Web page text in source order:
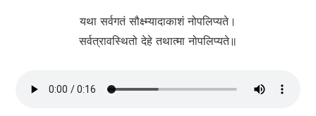
यथा सर्वगतं सौक्ष्म्या‍दाकाशं नोपलिप्यते।
सर्वत्रावस्थितो देहे तथात्मा नोपलिप्यते॥